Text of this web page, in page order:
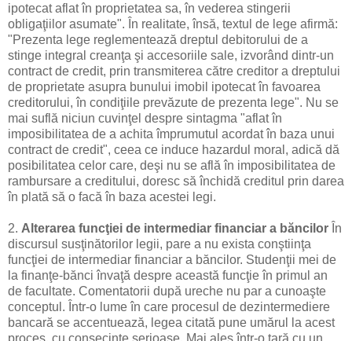
ipotecat aflat în proprietatea sa, în vederea stingerii
obligaţiilor asumate". În realitate, însă, textul de lege afirmă:
"Prezenta lege reglementează dreptul debitorului de a
stinge integral creanţa şi accesoriile sale, izvorând dintr-un
contract de credit, prin transmiterea către creditor a dreptului
de proprietate asupra bunului imobil ipotecat în favoarea
creditorului, în condiţiile prevăzute de prezenta lege". Nu se
mai suflă niciun cuvinţel despre sintagma "aflat în
imposibilitatea de a achita împrumutul acordat în baza unui
contract de credit", ceea ce induce hazardul moral, adică dă
posibilitatea celor care, deşi nu se află în imposibilitatea de
rambursare a creditului, doresc să închidă creditul prin darea
în plată să o facă în baza acestei legi.
2. Alterarea funcţiei de intermediar financiar a băncilor În
discursul susţinătorilor legii, pare a nu exista conştiinţa
funcţiei de intermediar financiar a băncilor. Studenţii mei de
la finanţe-bănci învaţă despre această funcţie în primul an
de facultate. Comentatorii după ureche nu par a cunoaşte
conceptul. Într-o lume în care procesul de dezintermediere
bancară se accentuează, legea citată pune umărul la acest
proces, cu consecinţe serioase. Mai ales într-o ţară cu un